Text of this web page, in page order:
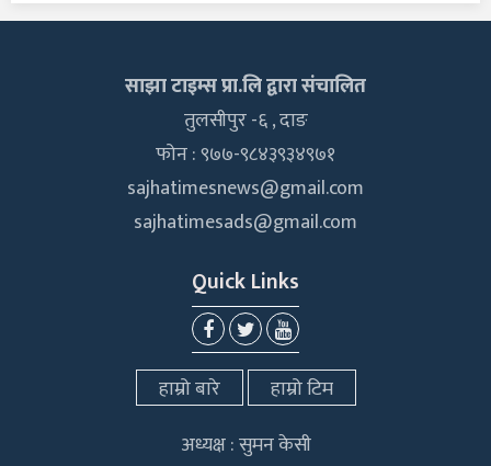
साझा टाइम्स प्रा.लि द्वारा संचालित
तुलसीपुर -६ , दाङ
फोन : ९७७-९८४३९३४९७१
sajhatimesnews@gmail.com
sajhatimesads@gmail.com
Quick Links
हाम्रो बारे
हाम्रो टिम
अध्यक्ष : सुमन केसी